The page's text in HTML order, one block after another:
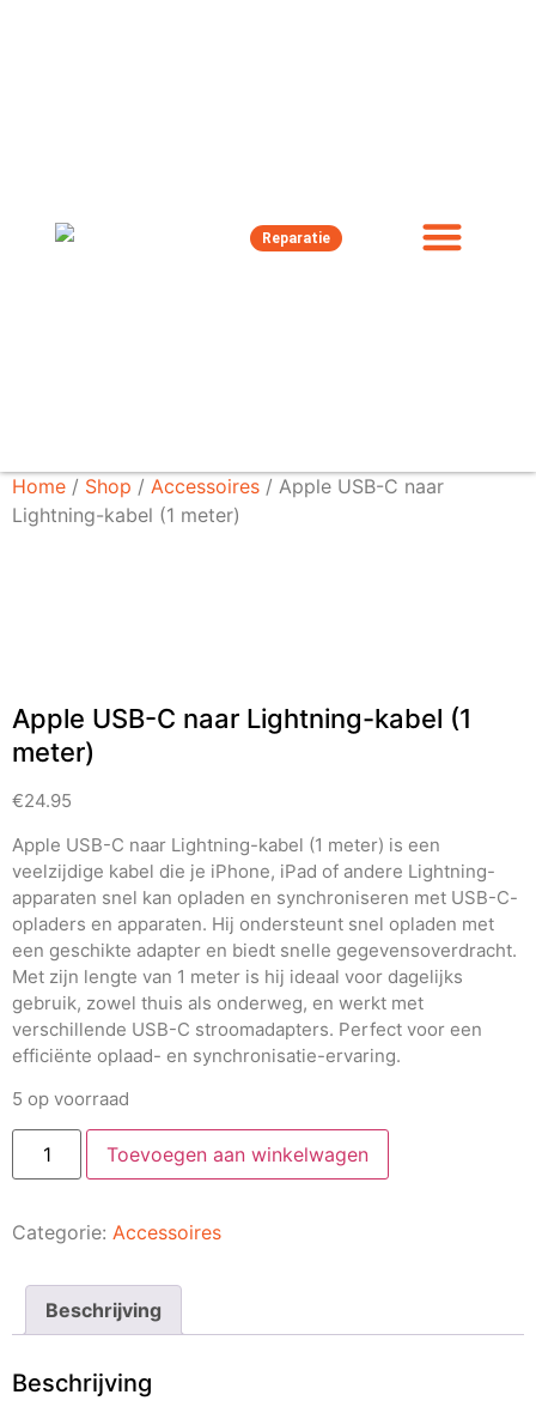
Reparatie
Home / Shop / Accessoires / Apple USB-C naar
Lightning-kabel (1 meter)
Apple USB-C naar Lightning-kabel (1
meter)
€24.95
Apple USB-C naar Lightning-kabel (1 meter) is een
veelzijdige kabel die je iPhone, iPad of andere Lightning-
apparaten snel kan opladen en synchroniseren met USB-C-
opladers en apparaten. Hij ondersteunt snel opladen met
een geschikte adapter en biedt snelle gegevensoverdracht.
Met zijn lengte van 1 meter is hij ideaal voor dagelijks
gebruik, zowel thuis als onderweg, en werkt met
verschillende USB-C stroomadapters. Perfect voor een
efficiënte oplaad- en synchronisatie-ervaring.
5 op voorraad
Toevoegen aan winkelwagen
Categorie: Accessoires
Beschrijving
Beschrijving